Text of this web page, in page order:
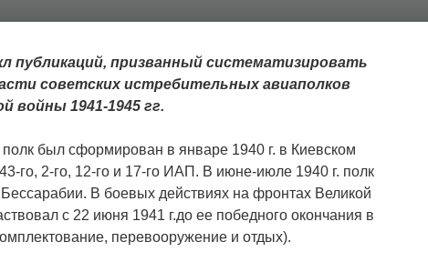
публикаций, призванный систематизировать
советских истребительных авиаполков
войны 1941-1945 гг.
был сформирован в январе 1940 г. в Киевском
го, 2-го, 12-го и 17-го ИАП. В июне-июле 1940 г. полк
В боевых действиях на фронтах Великой
с 22 июня 1941 г.до ее победного окончания в
перевооружение и отдых).